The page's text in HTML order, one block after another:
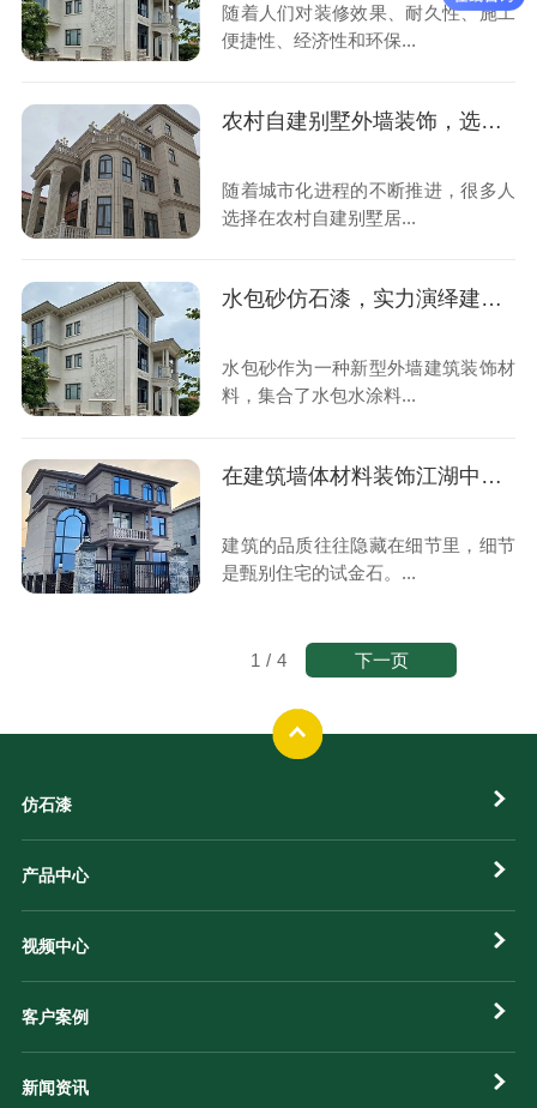
随着人们对装修效果、耐久性、施工
便捷性、经济性和环保...
农村自建别墅外墙装饰，选对仿石漆就是选择了安心
随着城市化进程的不断推进，很多人
选择在农村自建别墅居...
水包砂仿石漆，实力演绎建筑装饰美学新潮流
水包砂作为一种新型外墙建筑装饰材
料，集合了水包水涂料...
在建筑墙体材料装饰江湖中，仿石漆何以占据大半江山？
建筑的品质往往隐藏在细节里，细节
是甄别住宅的试金石。...
1 / 4 下一页
仿石漆
产品中心
视频中心
客户案例
新闻资讯